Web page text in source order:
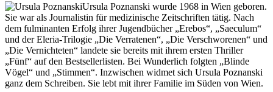
Ursula Poznanski wurde 1968 in Wien geboren.
Sie war als Journalistin für medizinische Zeitschriften tätig. Nach
dem fulminanten Erfolg ihrer Jugendbücher „Erebos“, „Saeculum“
und der Eleria-Trilogie „Die Verratenen“, „Die Verschworenen“ und
„Die Vernichteten“ landete sie bereits mit ihrem ersten Thriller
„Fünf“ auf den Bestsellerlisten. Bei Wunderlich folgten „Blinde
Vögel“ und „Stimmen“. Inzwischen widmet sich Ursula Poznanski
ganz dem Schreiben. Sie lebt mit ihrer Familie im Süden von Wien.